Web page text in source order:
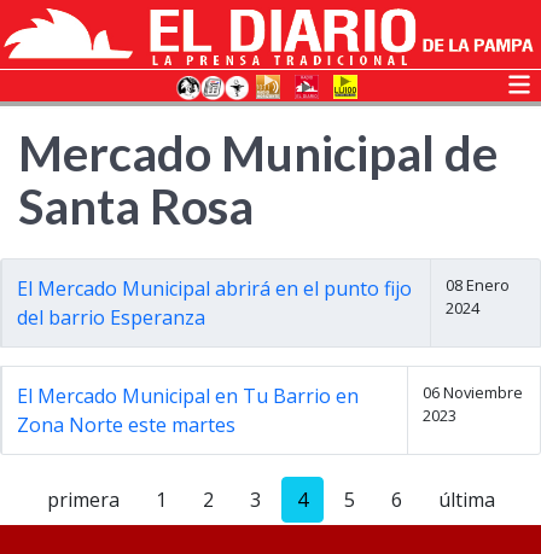
Mercado Municipal de
Santa Rosa
El Mercado Municipal abrirá en el punto fijo
del barrio Esperanza
08 Enero
2024
El Mercado Municipal en Tu Barrio en
Zona Norte este martes
06 Noviembre
2023
primera 1 2 3 4 5 6 última